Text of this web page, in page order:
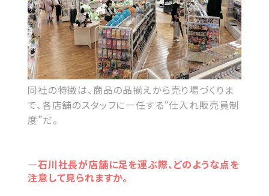
同社の特徴は、商品の品揃えから売り場づくりま
で、各店舗のスタッフに一任する“仕入れ販売員制
度”だ。
―石川社長が店舗に足を運ぶ際、どのような点を
注意して見られますか。